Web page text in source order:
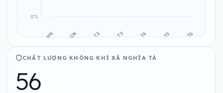
CHẤT LƯỢNG KHÔNG KHÍ XÃ NGHĨA TÁ
56